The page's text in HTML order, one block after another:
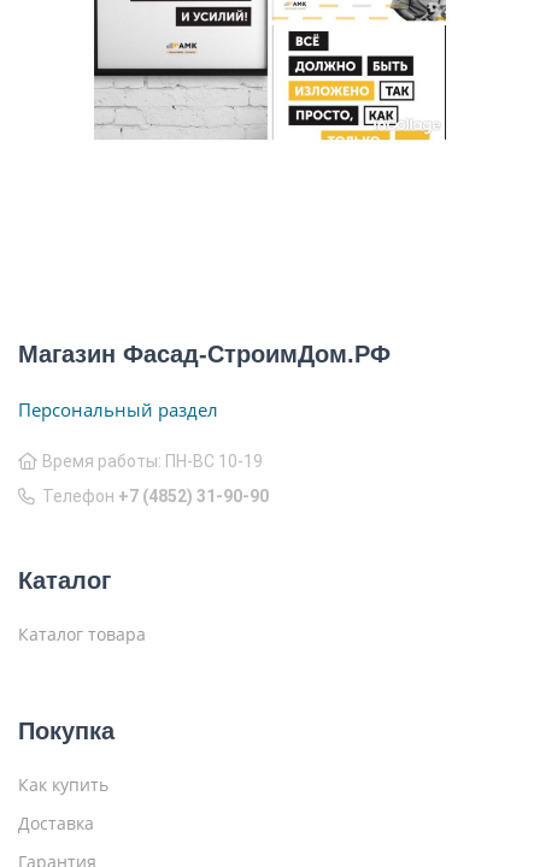
Магазин Фасад-СтроимДом.РФ
Персональный раздел
Время работы: ПН-ВС 10-19
Телефон +7 (4852) 31-90-90
Каталог
Каталог товара
Покупка
Как купить
Доставка
Гарантия